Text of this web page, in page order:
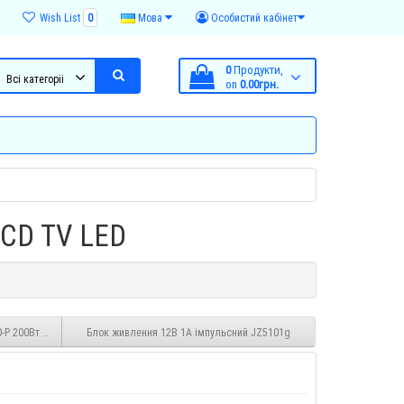
Особистий кабінет
Мова
Wish List 0
0Продукти,
on 0.00грн.
Всі категоріі
TV LED
200Вт 24В 12В Блок живлення 12В 1А імпульсний JZ5101g